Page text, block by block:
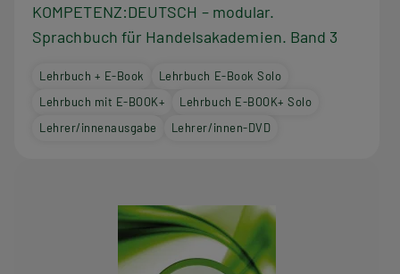
KOMPETENZ:DEUTSCH – modular.
Sprachbuch für Handelsakademien. Band 3
Lehrbuch + E-Book
Lehrbuch E-Book Solo
Lehrbuch mit E-BOOK+
Lehrbuch E-BOOK+ Solo
Lehrer/innenausgabe
Lehrer/innen-DVD